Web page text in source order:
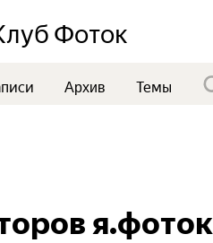
Фоток
Архив Темы
я.фоток